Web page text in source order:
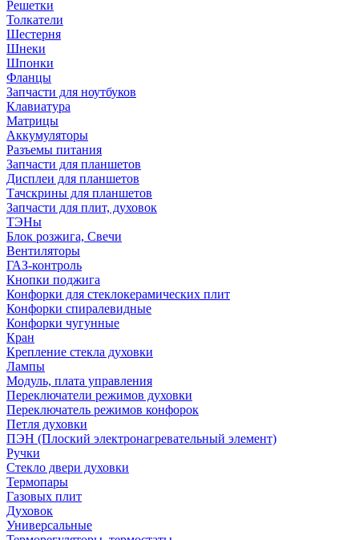
Решетки
Толкатели
Шестерня
Шнеки
Шпонки
Фланцы
Запчасти для ноутбуков
Клавиатура
Матрицы
Аккумуляторы
Разъемы питания
Запчасти для планшетов
Дисплеи для планшетов
Тачскрины для планшетов
Запчасти для плит, духовок
ТЭНы
Блок розжига, Свечи
Вентиляторы
ГАЗ-контроль
Кнопки поджига
Конфорки для стеклокерамических плит
Конфорки спиралевидные
Конфорки чугунные
Кран
Крепление стекла духовки
Лампы
Модуль, плата управления
Переключатели режимов духовки
Переключатель режимов конфорок
Петля духовки
ПЭН (Плоский электронагревательный элемент)
Ручки
Стекло двери духовки
Термопары
Газовых плит
Духовок
Универсальные